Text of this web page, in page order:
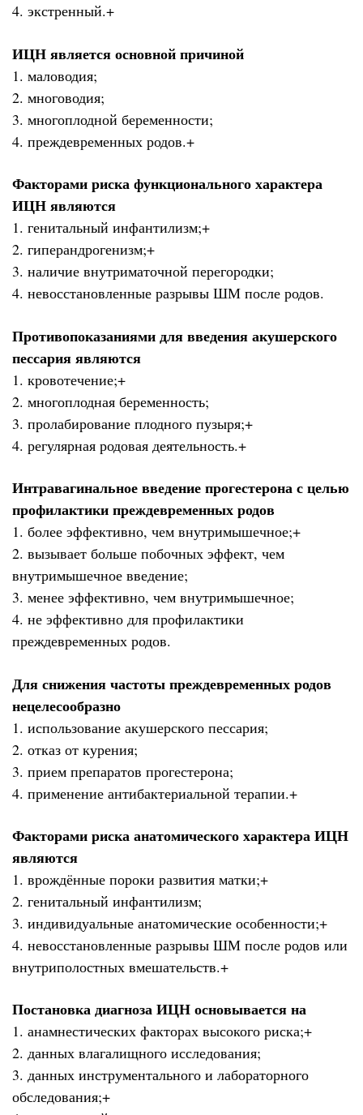
4. экстренный.+
ИЦН является основной причиной
1. маловодия;
2. многоводия;
3. многоплодной беременности;
4. преждевременных родов.+
Факторами риска функционального характера
ИЦН являются
1. генитальный инфантилизм;+
2. гиперандрогенизм;+
3. наличие внутриматочной перегородки;
4. невосстановленные разрывы ШМ после родов.
Противопоказаниями для введения акушерского
пессария являются
1. кровотечение;+
2. многоплодная беременность;
3. пролабирование плодного пузыря;+
4. регулярная родовая деятельность.+
Интравагинальное введение прогестерона с целью
профилактики преждевременных родов
1. более эффективно, чем внутримышечное;+
2. вызывает больше побочных эффект, чем
внутримышечное введение;
3. менее эффективно, чем внутримышечное;
4. не эффективно для профилактики
преждевременных родов.
Для снижения частоты преждевременных родов
нецелесообразно
1. использование акушерского пессария;
2. отказ от курения;
3. прием препаратов прогестерона;
4. применение антибактериальной терапии.+
Факторами риска анатомического характера ИЦН
являются
1. врождённые пороки развития матки;+
2. генитальный инфантилизм;
3. индивидуальные анатомические особенности;+
4. невосстановленные разрывы ШМ после родов или
внутриполостных вмешательств.+
Постановка диагноза ИЦН основывается на
1. анамнестических факторах высокого риска;+
2. данных влагалищного исследования;
3. данных инструментального и лабораторного
обследования;+